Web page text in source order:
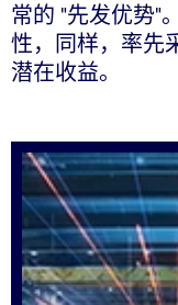
常的 "先发优势"
性，同样，率先
潜在收益。